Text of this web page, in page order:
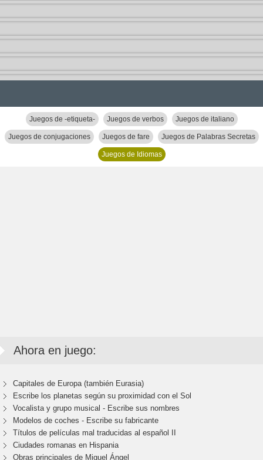
Juegos de -etiqueta- Juegos de verbos Juegos de italiano
Juegos de conjugaciones Juegos de fare Juegos de Palabras Secretas
Juegos de Idiomas
Ahora en juego:
Capitales de Europa (también Eurasia)
Escribe los planetas según su proximidad con el Sol
Vocalista y grupo musical - Escribe sus nombres
Modelos de coches - Escribe su fabricante
Títulos de películas mal traducidas al español II
Ciudades romanas en Hispania
Obras principales de Miguel Ángel